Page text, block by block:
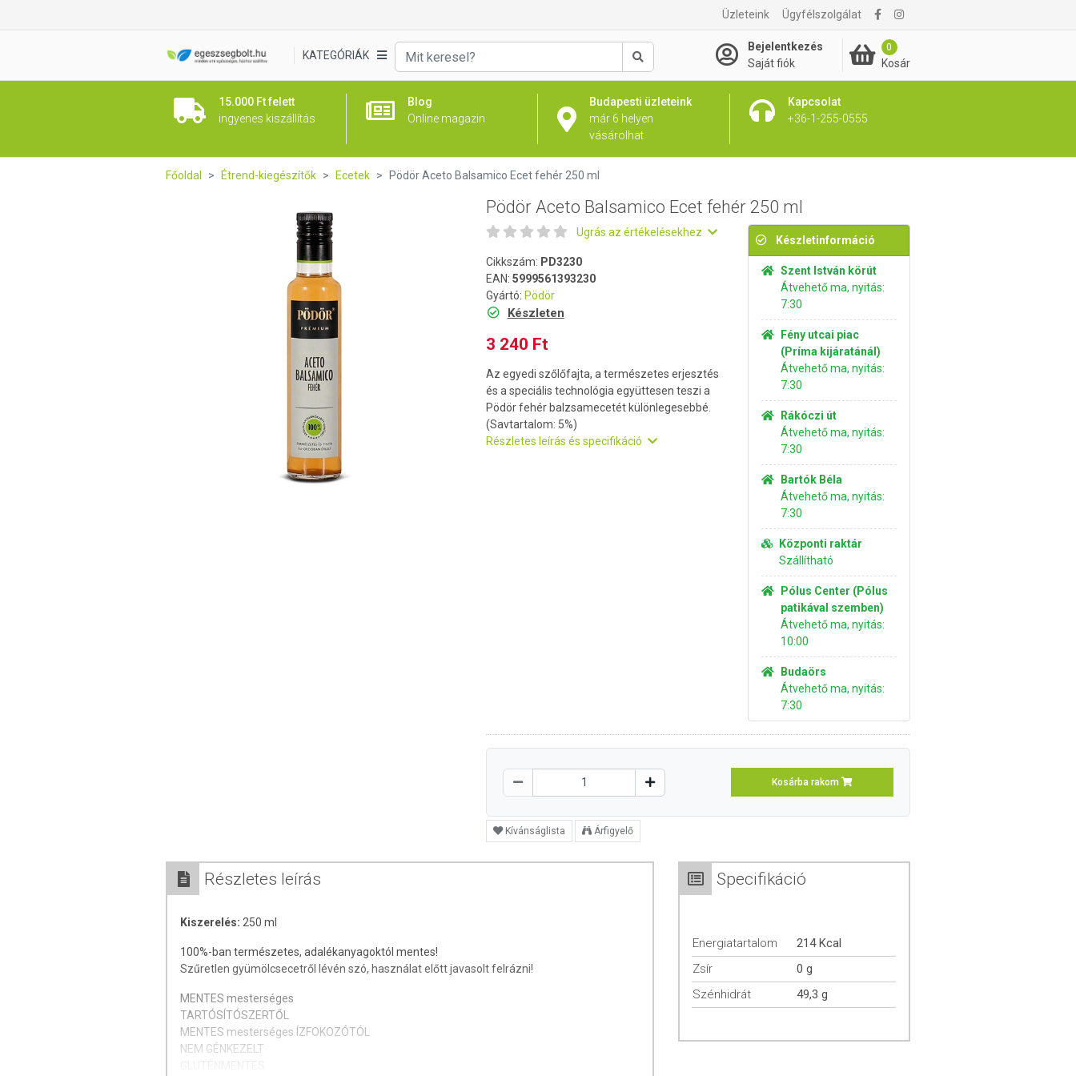
Üzleteink Ügyfélszolgálat
KATEGÓRIÁK
Keresés
Bejelentkezés
Saját fiók
0
Kosár
15.000 Ft felett
ingyenes kiszállítás
Blog
Online magazin
Budapesti üzleteink
már 6 helyen
vásárolhat
Kapcsolat
+36-1-255-0555
3 240 Ft Kosárba rakom
Főoldal Étrend-kiegészítők Ecetek Pödör Aceto Balsamico Ecet fehér 250 ml
Pödör Aceto Balsamico Ecet fehér 250 ml
Ugrás az értékelésekhez
Cikkszám: PD3230
EAN: 5999561393230
Gyártó: Pödör
Készleten
3 240 Ft
Az egyedi szőlőfajta, a természetes erjesztés
és a speciális technológia együttesen teszi a
Pödör fehér balzsamecetét különlegesebbé.
(Savtartalom: 5%)
Részletes leírás és specifikáció
Készletinformáció
Szent István körút
Átvehető ma, nyitás:
7:30
Fény utcai piac
(Príma kijáratánál)
Átvehető ma, nyitás:
7:30
Rákóczi út
Átvehető ma, nyitás:
7:30
Bartók Béla
Átvehető ma, nyitás:
7:30
Központi raktár
Szállítható
Pólus Center (Pólus
patikával szemben)
Átvehető ma, nyitás:
10:00
Budaörs
Átvehető ma, nyitás:
7:30
Kosárba rakom
Kívánságlista Árfigyelő
Részletes leírás
Kiszerelés: 250 ml
100%-ban természetes, adalékanyagoktól mentes!
Szűretlen gyümölcsecetről lévén szó, használat előtt javasolt felrázni!
MENTES mesterséges
TARTÓSÍTÓSZERTŐL
MENTES mesterséges ÍZFOKOZÓTÓL
NEM GÉNKEZELT
Specifikáció
Energiatartalom
214 Kcal
Zsír
0 g
Szénhidrát
49,3 g